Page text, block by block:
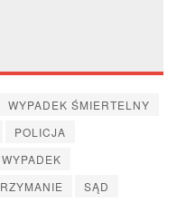
WYPADEK ŚMIERTELNY
POLICJA
WYPADEK
SĄD